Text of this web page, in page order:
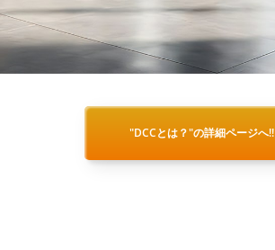
"DCCとは？"の詳細ページへ!!